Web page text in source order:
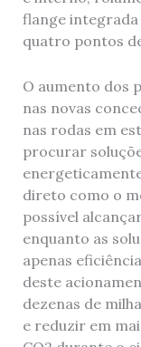
flange
quatro pontos
O aumento dos
nas novas
nas rodas em
procurar
direto como o
possível
enquanto as
apenas
deste
dezenas de
e reduzir em